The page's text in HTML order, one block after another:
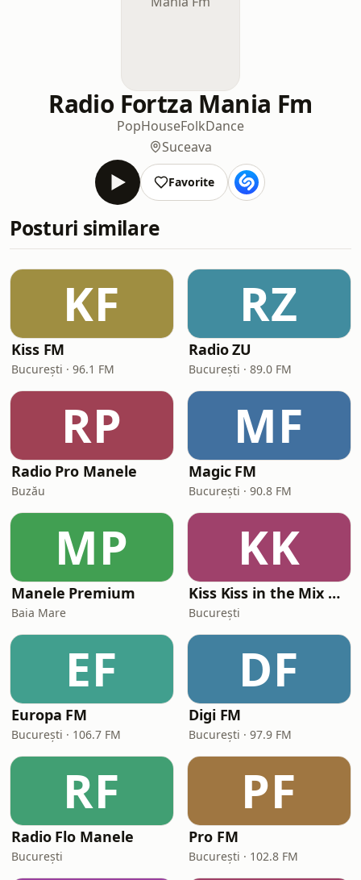
Radio Fortza Mania Fm
PopHouseFolkDance
Suceava
Favorite
Posturi similare
KF
Kiss FM
București · 96.1 FM
RZ
Radio ZU
București · 89.0 FM
RP
Radio Pro Manele
Buzău
MF
Magic FM
București · 90.8 FM
MP
Manele Premium
Baia Mare
KK
Kiss Kiss in the Mix Radio
București
EF
Europa FM
București · 106.7 FM
DF
Digi FM
București · 97.9 FM
RF
Radio Flo Manele
București
PF
Pro FM
București · 102.8 FM